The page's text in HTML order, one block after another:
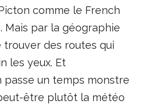
comme le French
Mais par la géographie
trouver des routes qui
les yeux. Et
passe un temps monstre
être plutôt la météo